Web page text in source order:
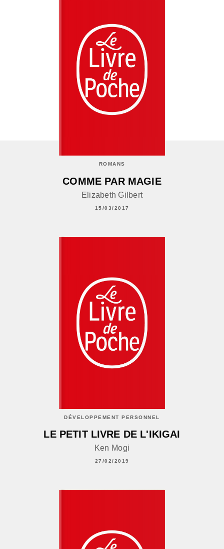
ROMANS
COMME PAR MAGIE
Elizabeth Gilbert
15/03/2017
DÉVELOPPEMENT PERSONNEL
LE PETIT LIVRE DE L'IKIGAI
Ken Mogi
27/02/2019